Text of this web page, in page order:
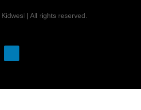
| All rights reserved.